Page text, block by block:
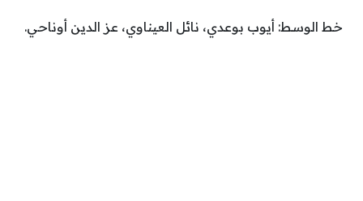
خط الوسط: أيوب بوعدي، نائل العيناوي، عز الدين أوناحي.